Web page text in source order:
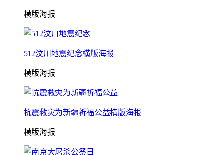
横版海报
512汶川地震纪念横版海报
横版海报
抗震救灾为新疆祈福公益横版海报
横版海报